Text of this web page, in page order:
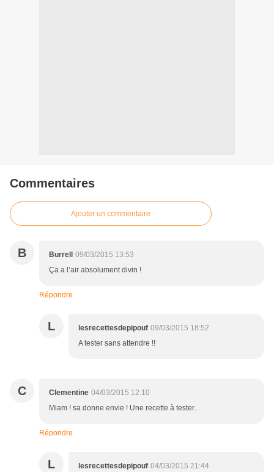
Commentaires
Ajouter un commentaire
B Burrell
09/03/2015 13:53
Ça a l’air absolument divin !
Répondre
L lesrecettesdepipouf 09/03/2015 18:52
A tester sans attendre !!
C Clementine 04/03/2015 12:10
Miam ! sa donne envie ! Une recette à tester..
Répondre
L lesrecettesdepipouf 04/03/2015 21:44